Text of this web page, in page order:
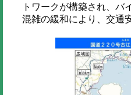
トワークが構築され、バ
混雑の緩和により、交通